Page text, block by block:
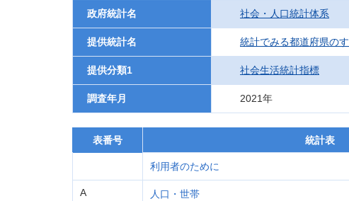
政府統計名 社会・人口統計体系
提供統計名 統計でみる都道府県の
提供分類1 社会生活統計指標
調査年月 2021年
表番号 統計表
利用者のために
A 人口・世帯